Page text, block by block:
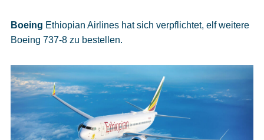
Boeing Ethiopian Airlines hat sich verpflichtet, elf weitere
Boeing 737-8 zu bestellen.